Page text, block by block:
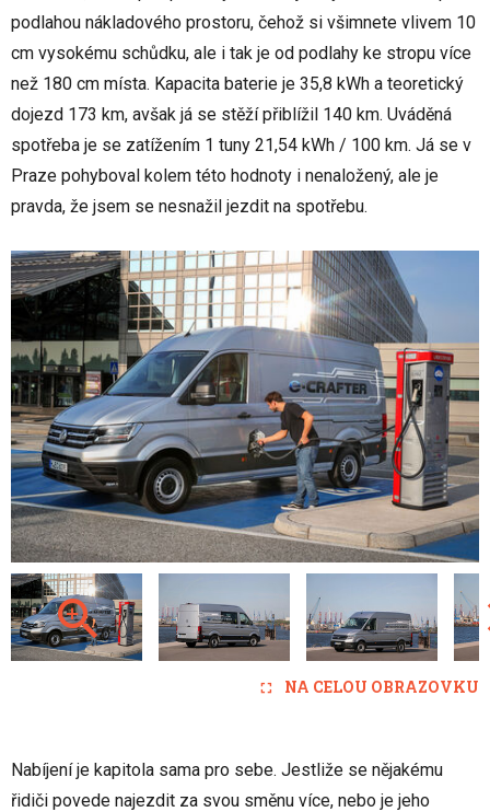
podlahou nákladového prostoru, čehož si všimnete vlivem 10
cm vysokému schůdku, ale i tak je od podlahy ke stropu více
než 180 cm místa. Kapacita baterie je 35,8 kWh a teoretický
dojezd 173 km, avšak já se stěží přiblížil 140 km. Uváděná
spotřeba je se zatížením 1 tuny 21,54 kWh / 100 km. Já se v
Praze pohyboval kolem této hodnoty i nenaložený, ale je
pravda, že jsem se nesnažil jezdit na spotřebu.
NA CELOU OBRAZOVKU
Nabíjení je kapitola sama pro sebe. Jestliže se nějakému
řidiči povede najezdit za svou směnu více, nebo je jeho